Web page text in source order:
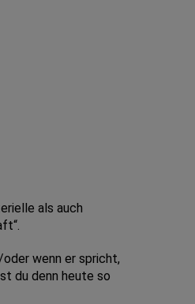
als auch
wenn er spricht,
du denn heute so